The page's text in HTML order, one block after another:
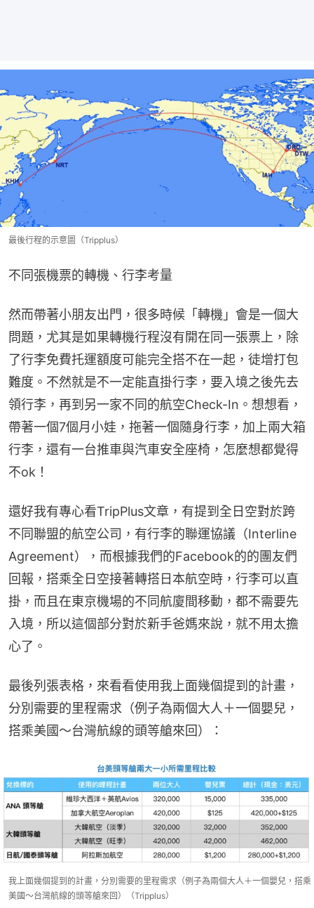
最後行程的示意圖（Tripplus）
不同張機票的轉機、行李考量
然而帶著小朋友出門，很多時候「轉機」會是一個大
問題，尤其是如果轉機行程沒有開在同一張票上，除
了行李免費托運額度可能完全搭不在一起，徒增打包
難度。不然就是不一定能直掛行李，要入境之後先去
領行李，再到另一家不同的航空Check-In。想想看，
帶著一個7個月小娃，拖著一個隨身行李，加上兩大箱
行李，還有一台推車與汽車安全座椅，怎麼想都覺得
不ok！
還好我有專心看TripPlus文章，有提到全日空對於跨
不同聯盟的航空公司，有行李的聯運協議（Interline
Agreement），而根據我們的Facebook的的團友們
回報，搭乘全日空接著轉搭日本航空時，行李可以直
掛，而且在東京機場的不同航廈間移動，都不需要先
入境，所以這個部分對於新手爸媽來說，就不用太擔
心了。
最後列張表格，來看看使用我上面幾個提到的計畫，
分別需要的里程需求（例子為兩個大人＋一個嬰兒，
搭乘美國～台灣航線的頭等艙來回）：
我上面幾個提到的計畫，分別需要的里程需求（例子為兩個大人＋一個嬰兒，搭乘
美國～台灣航線的頭等艙來回）（Tripplus）